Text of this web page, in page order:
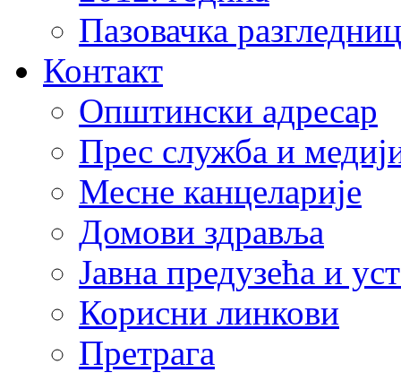
Пазовачка
Контакт
Општински адресар
Прес служба и
Месне канцеларије
Домови здравља
Јавна предузећа и
Корисни линкови
Претрага